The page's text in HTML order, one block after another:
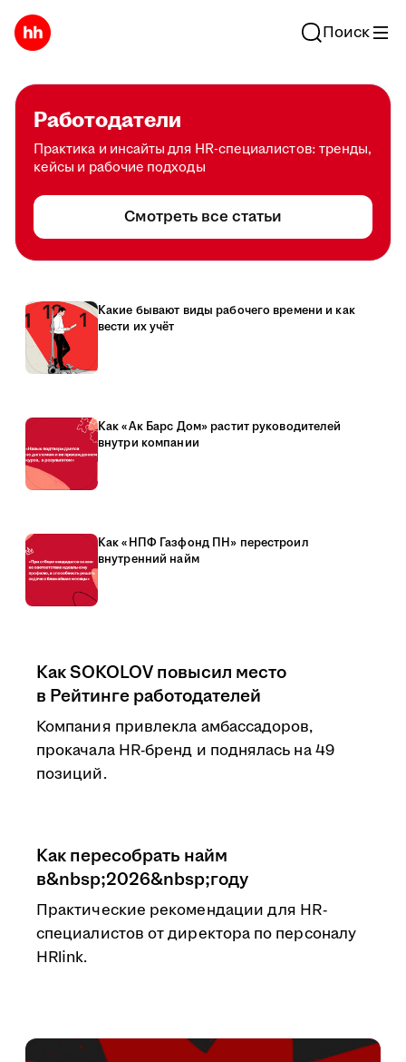
Поиск
Работодатели
Практика и инсайты для HR-специалистов: тренды,
кейсы и рабочие подходы
Смотреть все статьи
Какие бывают виды рабочего времени и как
вести их учёт
Как «Ак Барс Дом» растит руководителей
внутри компании
Как «НПФ Газфонд ПН» перестроил
внутренний найм
Как SOKOLOV повысил место
в Рейтинге работодателей
Компания привлекла амбассадоров,
прокачала HR-бренд и поднялась на 49
позиций.
Как пересобрать найм
в&nbsp;2026&nbsp;году
Практические рекомендации для HR-
специалистов от директора по персоналу
HRlink.